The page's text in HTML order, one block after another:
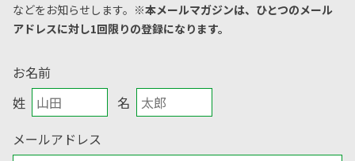
などをお知らせします。 ※本メールマガジンは、ひとつのメール
アドレスに対し1回限りの登録になります。
お名前
姓
名
メールアドレス